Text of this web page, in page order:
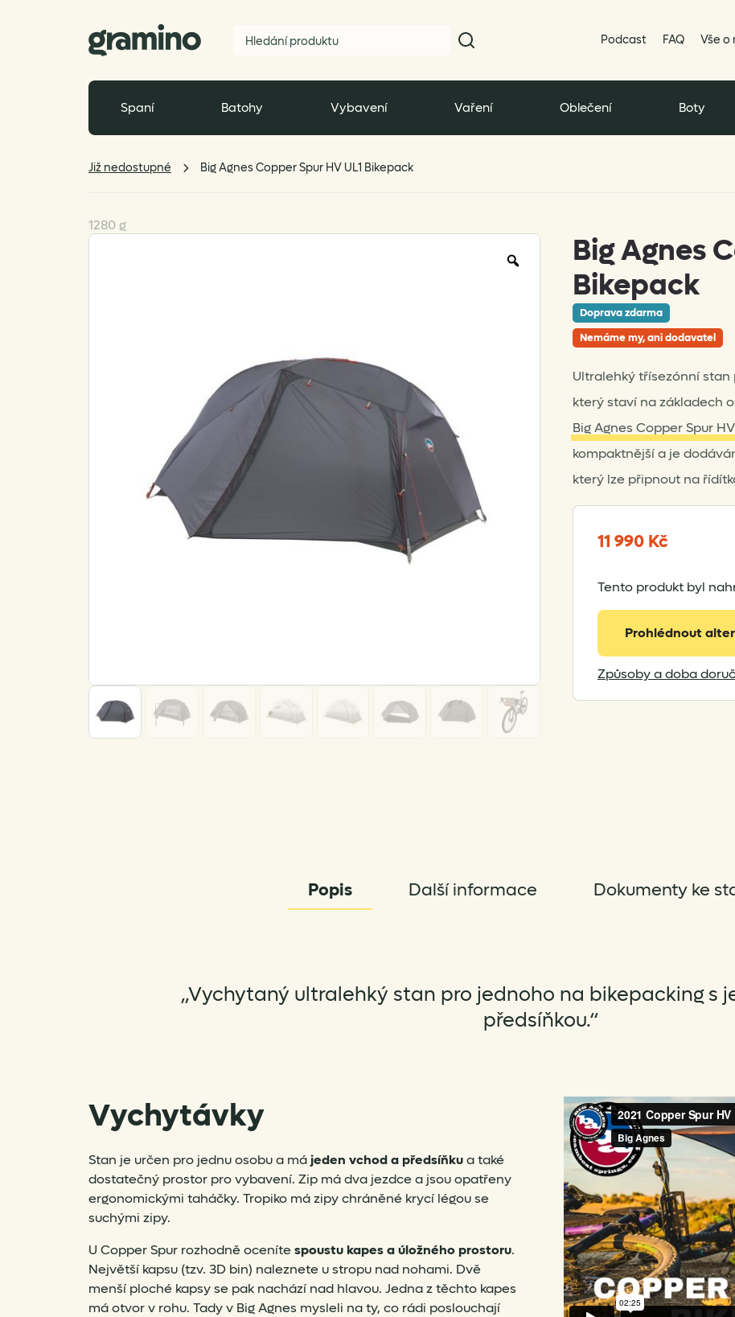
Podcast FAQ Vše o
Spaní Batohy Vybavení Vaření Oblečení Boty
Již nedostupné Big Agnes Copper Spur HV UL1 Bikepack
1280 g
Big Agnes
Bikepack
Doprava zdarma
11 990 Kč
Ultralehký třísezónní stan
který staví na základech
Big Agnes Copper Spur HV
kompaktnější a je
který lze připnout na
Nemáme my, ani dodavatel
Tento produkt byl
Prohlédnout
Způsoby a doba
Popis Další informace Dokumenty ke
„Vychytaný ultralehký stan pro jednoho na bikepacking s
předsíňkou.“
Vychytávky
Stan je určen pro jednu osobu a májeden vchod a předsíňkua také
dostatečný prostor pro vybavení. Zip má dva jezdce a jsou opatřeny
ergonomickými taháčky. Tropiko má zipy chráněné krycí légou se
suchými zipy.
U Copper Spur rozhodně ocenítespoustu kapes a úložného prostoru.
Největší kapsu (tzv. 3D bin) naleznete u stropu nad nohami. Dvě
menší ploché kapsy se pak nachází nad hlavou. Jedna z těchto kapes
má otvor v rohu. Tady v Big Agnes mysleli na ty, co rádi poslouchají